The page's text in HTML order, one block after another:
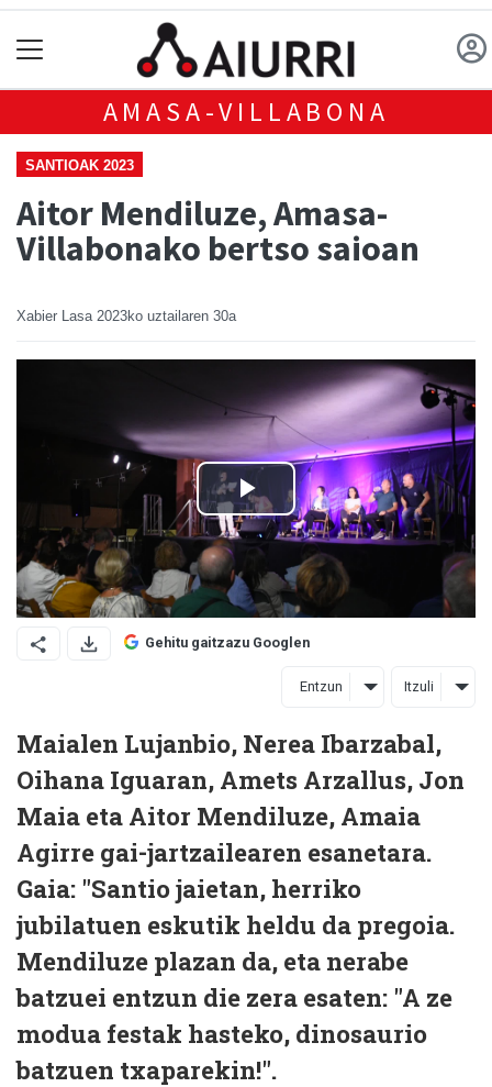
AMASA-VILLABONA
SANTIOAK 2023
Aitor Mendiluze, Amasa-
Villabonako bertso saioan
Xabier Lasa 2023ko uztailaren 30a
Gehitu gaitzazu Googlen
Entzun Itzuli
Maialen Lujanbio, Nerea Ibarzabal,
Oihana Iguaran, Amets Arzallus, Jon
Maia eta Aitor Mendiluze, Amaia
Agirre gai-jartzailearen esanetara.
Gaia: "Santio jaietan, herriko
jubilatuen eskutik heldu da pregoia.
Mendiluze plazan da, eta nerabe
batzuei entzun die zera esaten: "A ze
modua festak hasteko, dinosaurio
batzuen txaparekin!".